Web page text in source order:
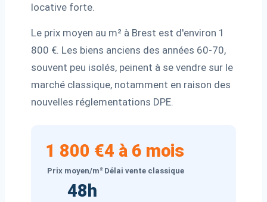
locative forte.
Le prix moyen au m² à Brest est d'environ 1
800 €. Les biens anciens des années 60-70,
souvent peu isolés, peinent à se vendre sur le
marché classique, notamment en raison des
nouvelles réglementations DPE.
1 800 €
Prix moyen/m²
4 à 6 mois
Délai vente classique
48h